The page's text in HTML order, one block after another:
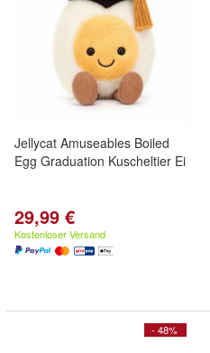
Jellycat Amuseables Boiled
Egg Graduation Kuscheltier Ei
29,99 €
Kostenloser Versand
- 48%